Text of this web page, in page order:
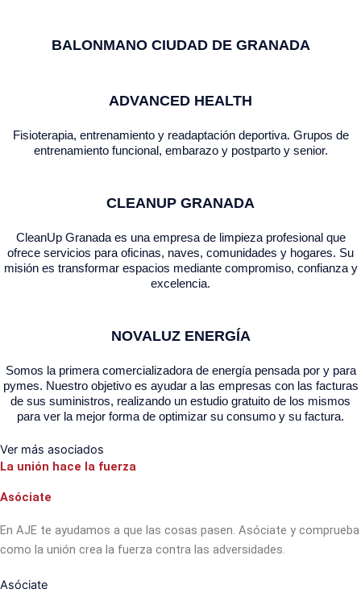
BALONMANO CIUDAD DE GRANADA
ADVANCED HEALTH
Fisioterapia, entrenamiento y readaptación deportiva. Grupos de
entrenamiento funcional, embarazo y postparto y senior.
CLEANUP GRANADA
CleanUp Granada es una empresa de limpieza profesional que
ofrece servicios para oficinas, naves, comunidades y hogares. Su
misión es transformar espacios mediante compromiso, confianza y
excelencia.
NOVALUZ ENERGÍA
Somos la primera comercializadora de energía pensada por y para
pymes. Nuestro objetivo es ayudar a las empresas con las facturas
de sus suministros, realizando un estudio gratuito de los mismos
para ver la mejor forma de optimizar su consumo y su factura.
Ver más asociados
La unión hace la fuerza
Asóciate
En AJE te ayudamos a que las cosas pasen. Asóciate y comprueba
como la unión crea la fuerza contra las adversidades.
Asóciate